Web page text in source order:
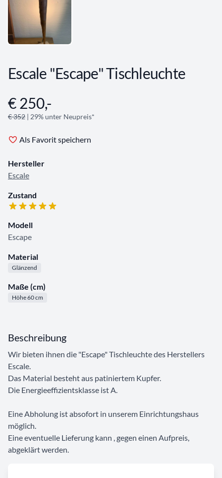
Escale "Escape" Tischleuchte
Angebotsinformationen
€ 250,-
€ 352 | 29% unter Neupreis*
Als Favorit speichern
Hersteller
Escale
Zustand
Modell
Escape
Material
Glänzend
Maße (cm)
Höhe 60 cm
Beschreibung
Wir bieten ihnen die "Escape" Tischleuchte des Herstellers
Escale.
Das Material besteht aus patiniertem Kupfer.
Die Energieeffizientsklasse ist A.
Eine Abholung ist absofort in unserem Einrichtungshaus
möglich.
Eine eventuelle Lieferung kann , gegen einen Aufpreis,
abgeklärt werden.